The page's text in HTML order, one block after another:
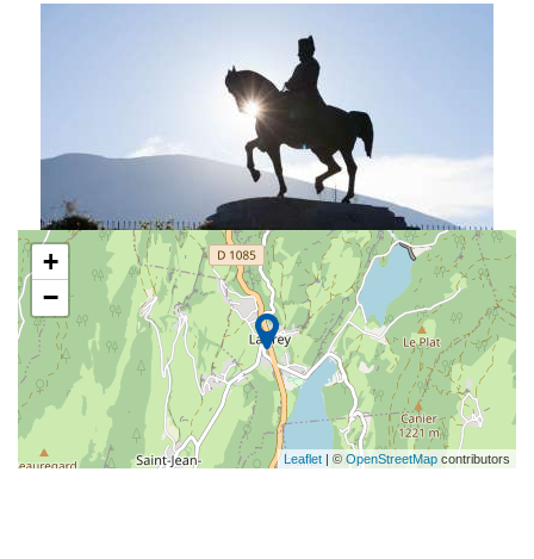
+
−
Leaflet | © OpenStreetMap contributors